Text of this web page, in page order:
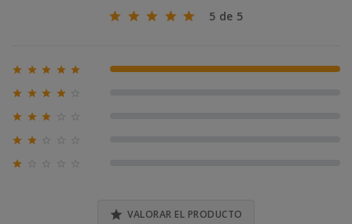
5 de 5
     100% (1)
   
  
 

 VALORAR EL PRODUCTO